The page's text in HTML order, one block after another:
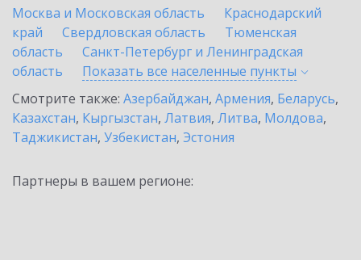
Москва и Московская область
Краснодарский
край
Свердловская область
Тюменская
область
Санкт-Петербург и Ленинградская
область
Показать все населенные пункты
Смотрите также: Азербайджан, Армения, Беларусь,
Казахстан, Кыргызстан, Латвия, Литва, Молдова,
Таджикистан, Узбекистан, Эстония
Партнеры в вашем регионе: